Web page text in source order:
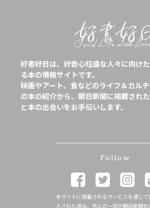
好書好日は、好奇心旺盛な人々に向け
る本の情報サイトです。
映画やアート、食などのライフ＆カル
の本の紹介から、朝日新聞に掲載され
と本の出会いをお手伝いします。
Follow
本サイトに掲載されるサービスを通じ
入された場合、売上の一部が朝日新聞